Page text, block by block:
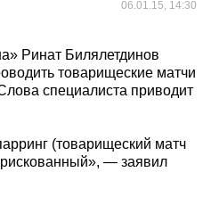
06.01.15, 14:30
Ринат Билялетдинов
товарищеские матчи
специалиста приводит
(товарищеский матч
— заявил